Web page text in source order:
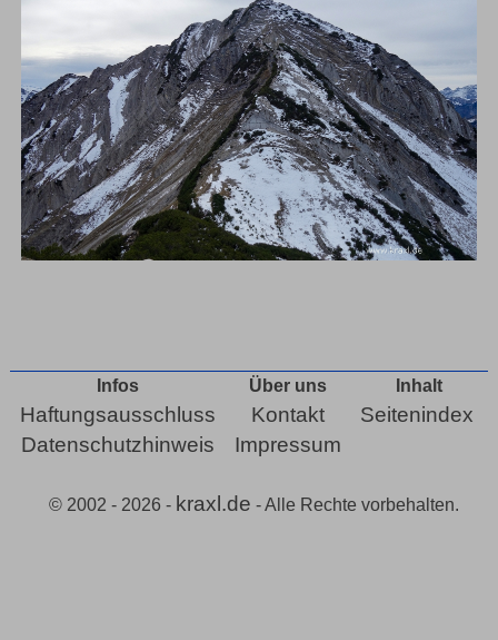
Infos
Haftungsausschluss
Datenschutzhinweis
Über uns
Kontakt
Impressum
Inhalt
Seitenindex
© 2002 - 2026 - kraxl.de - Alle Rechte vorbehalten.